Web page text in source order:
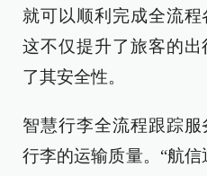
就可以顺利完成全流程
这不仅提升了旅客的
了其安全性。
智慧行李全流程跟踪
行李的运输质量。“航